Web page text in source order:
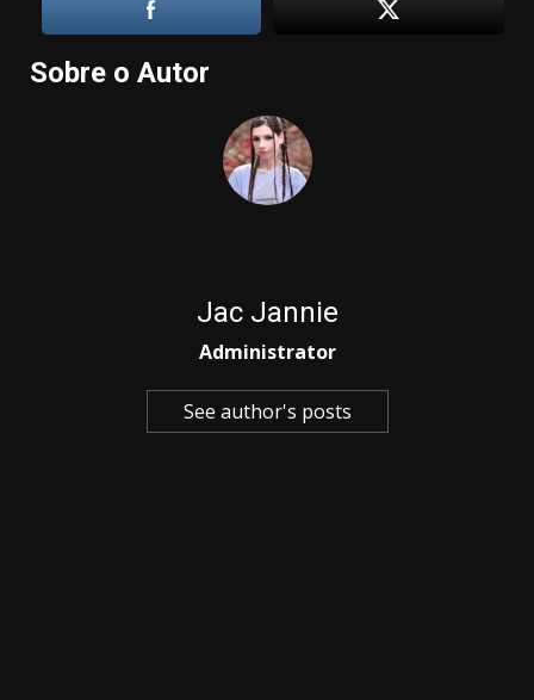
Sobre o Autor
Jac Jannie
Administrator
See author's posts